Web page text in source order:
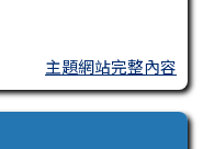
主題網站完整內容